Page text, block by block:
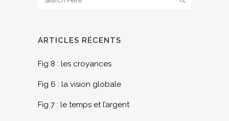
ARTICLES RÉCENTS
Fig 8 : les croyances
Fig 6 : la vision globale
Fig 7 : le temps et l’argent